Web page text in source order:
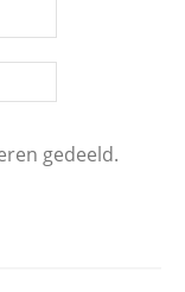
gedeeld.